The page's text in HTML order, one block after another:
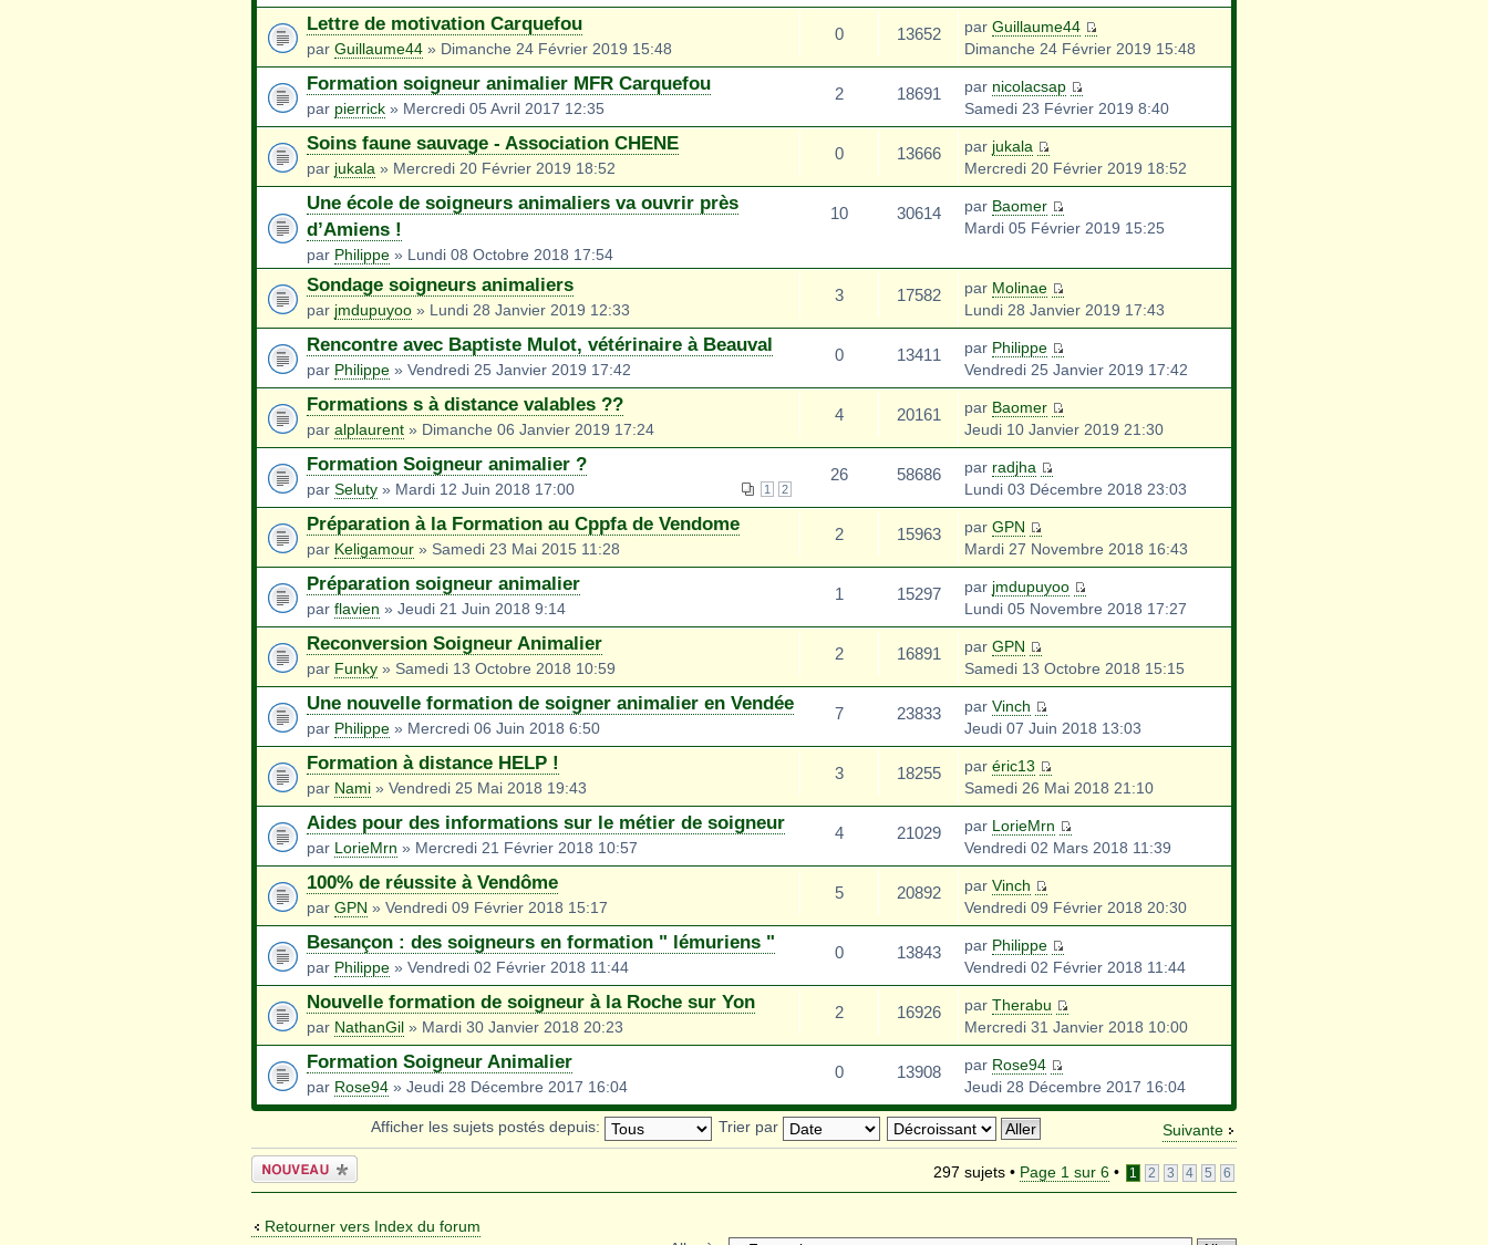
Lettre de motivation Carquefou
par Guillaume44 » Dimanche 24 Février 2019 15:48
0 13652 par Guillaume44
Dimanche 24 Février 2019 15:48
Formation soigneur animalier MFR Carquefou
par pierrick » Mercredi 05 Avril 2017 12:35
2 18691 par nicolacsap
Samedi 23 Février 2019 8:40
Soins faune sauvage - Association CHENE
par jukala » Mercredi 20 Février 2019 18:52
0 13666 par jukala
Mercredi 20 Février 2019 18:52
Une école de soigneurs animaliers va ouvrir près
d’Amiens !
par Philippe » Lundi 08 Octobre 2018 17:54
10 30614 par Baomer
Mardi 05 Février 2019 15:25
Sondage soigneurs animaliers
par jmdupuyoo » Lundi 28 Janvier 2019 12:33
3 17582 par Molinae
Lundi 28 Janvier 2019 17:43
Rencontre avec Baptiste Mulot, vétérinaire à Beauval
par Philippe » Vendredi 25 Janvier 2019 17:42
0 13411 par Philippe
Vendredi 25 Janvier 2019 17:42
Formations s à distance valables ??
par alplaurent » Dimanche 06 Janvier 2019 17:24
4 20161 par Baomer
Jeudi 10 Janvier 2019 21:30
Formation Soigneur animalier ?
1 2
par Seluty » Mardi 12 Juin 2018 17:00
26 58686 par radjha
Lundi 03 Décembre 2018 23:03
Préparation à la Formation au Cppfa de Vendome
par Keligamour » Samedi 23 Mai 2015 11:28
2 15963 par GPN
Mardi 27 Novembre 2018 16:43
Préparation soigneur animalier
par flavien » Jeudi 21 Juin 2018 9:14
1 15297 par jmdupuyoo
Lundi 05 Novembre 2018 17:27
Reconversion Soigneur Animalier
par Funky » Samedi 13 Octobre 2018 10:59
2 16891 par GPN
Samedi 13 Octobre 2018 15:15
Une nouvelle formation de soigner animalier en Vendée
par Philippe » Mercredi 06 Juin 2018 6:50
7 23833 par Vinch
Jeudi 07 Juin 2018 13:03
Formation à distance HELP !
par Nami » Vendredi 25 Mai 2018 19:43
3 18255 par éric13
Samedi 26 Mai 2018 21:10
Aides pour des informations sur le métier de soigneur
par LorieMrn » Mercredi 21 Février 2018 10:57
4 21029 par LorieMrn
Vendredi 02 Mars 2018 11:39
100% de réussite à Vendôme
par GPN » Vendredi 09 Février 2018 15:17
5 20892 par Vinch
Vendredi 09 Février 2018 20:30
Besançon : des soigneurs en formation " lémuriens "
par Philippe » Vendredi 02 Février 2018 11:44
0 13843 par Philippe
Vendredi 02 Février 2018 11:44
Nouvelle formation de soigneur à la Roche sur Yon
par NathanGil » Mardi 30 Janvier 2018 20:23
2 16926 par Therabu
Mercredi 31 Janvier 2018 10:00
Formation Soigneur Animalier
par Rose94 » Jeudi 28 Décembre 2017 16:04
0 13908 par Rose94
Jeudi 28 Décembre 2017 16:04
Suivante
Afficher les sujets postés depuis: Trier par
Écrire un
nouveau sujet
297 sujets • Page 1 sur 6 • 1 2 3 4 5 6
Retourner vers Index du forum